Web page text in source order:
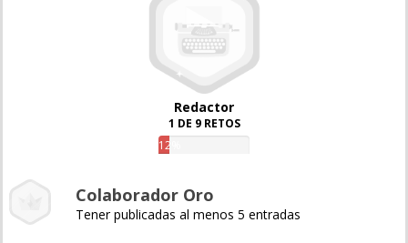
Redactor
1 DE 9 RETOS
12%
Colaborador Oro
Tener publicadas al menos 5 entradas